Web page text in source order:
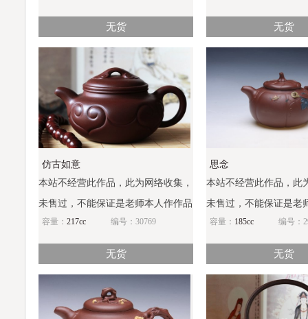
无货 无货
仿古如意
本站不经营此作品，此为网络收集，
未售过，不能保证是老师本人作作品
容量： 217cc 编号：30769
无货
思念
本站不经营此作品，此
未售过，不能保证是老
容量： 185cc 编号：
无货